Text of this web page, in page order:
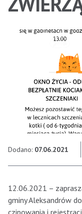
Dodano: 07.06.2021
12.06.2021 –
gminy Aleksandrów